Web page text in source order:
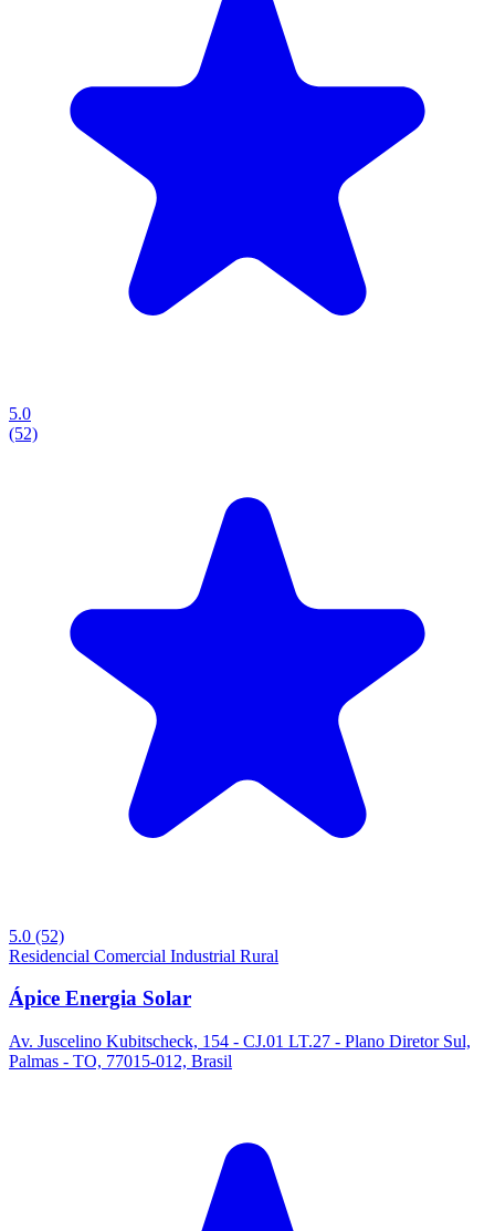
5.0
(52)
5.0 (52)
Residencial Comercial Industrial Rural
Ápice Energia Solar
Av. Juscelino Kubitscheck, 154 - CJ.01 LT.27 - Plano Diretor Sul,
Palmas - TO, 77015-012, Brasil